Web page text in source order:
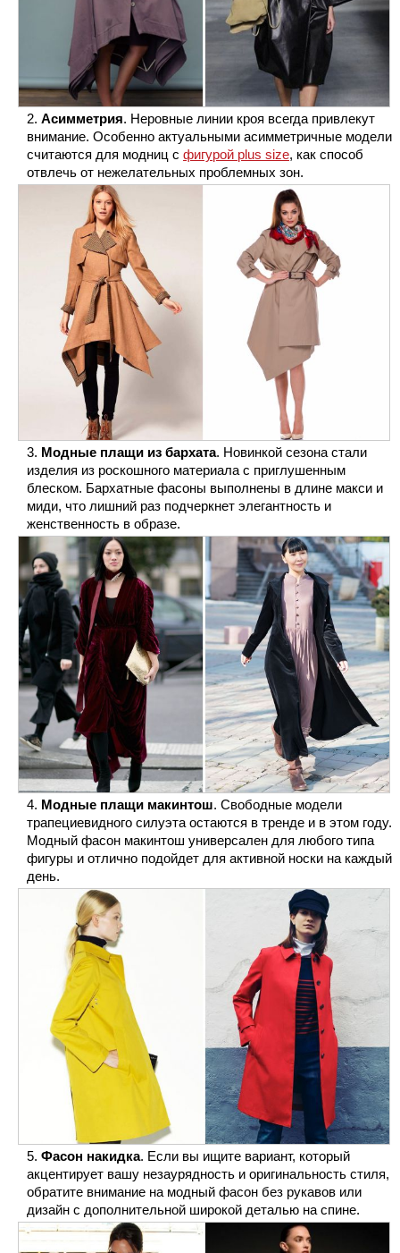
Асимметрия. Неровные линии кроя всегда привлекут
внимание. Особенно актуальными асимметричные модели
считаются для модниц с фигурой plus size, как способ
отвлечь от нежелательных проблемных зон.
Модные плащи из бархата. Новинкой сезона стали
изделия из роскошного материала с приглушенным
блеском. Бархатные фасоны выполнены в длине макси и
миди, что лишний раз подчеркнет элегантность и
женственность в образе.
Модные плащи макинтош. Свободные модели
трапециевидного силуэта остаются в тренде и в этом году.
Модный фасон макинтош универсален для любого типа
фигуры и отлично подойдет для активной носки на каждый
день.
Фасон накидка. Если вы ищите вариант, который
акцентирует вашу незаурядность и оригинальность стиля,
обратите внимание на модный фасон без рукавов или
дизайн с дополнительной широкой деталью на спине.